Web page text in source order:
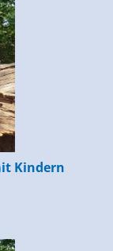
Kindern